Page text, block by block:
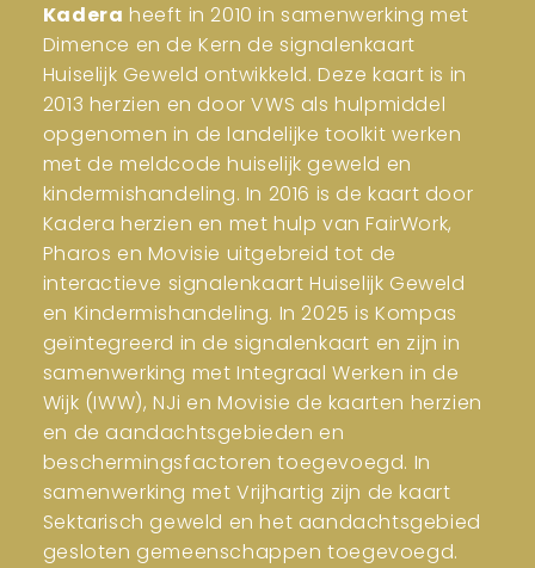
Kadera heeft in 2010 in samenwerking met
Dimence en de Kern de signalenkaart
Huiselijk Geweld ontwikkeld. Deze kaart is in
2013 herzien en door VWS als hulpmiddel
opgenomen in de landelijke toolkit werken
met de meldcode huiselijk geweld en
kindermishandeling. In 2016 is de kaart door
Kadera herzien en met hulp van FairWork,
Pharos en Movisie uitgebreid tot de
interactieve signalenkaart Huiselijk Geweld
en Kindermishandeling. In 2025 is Kompas
geïntegreerd in de signalenkaart en zijn in
samenwerking met Integraal Werken in de
Wijk (IWW), NJi en Movisie de kaarten herzien
en de aandachtsgebieden en
beschermingsfactoren toegevoegd. In
samenwerking met Vrijhartig zijn de kaart
Sektarisch geweld en het aandachtsgebied
gesloten gemeenschappen toegevoegd.